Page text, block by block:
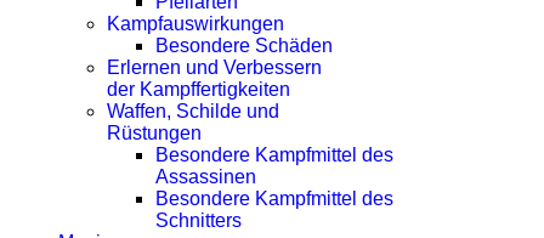
Kampfauswirkungen
Besondere Schäden
Erlernen und Verbessern
der Kampffertigkeiten
Waffen, Schilde und
Rüstungen
Besondere Kampfmittel des
Assassinen
Besondere Kampfmittel des
Schnitters